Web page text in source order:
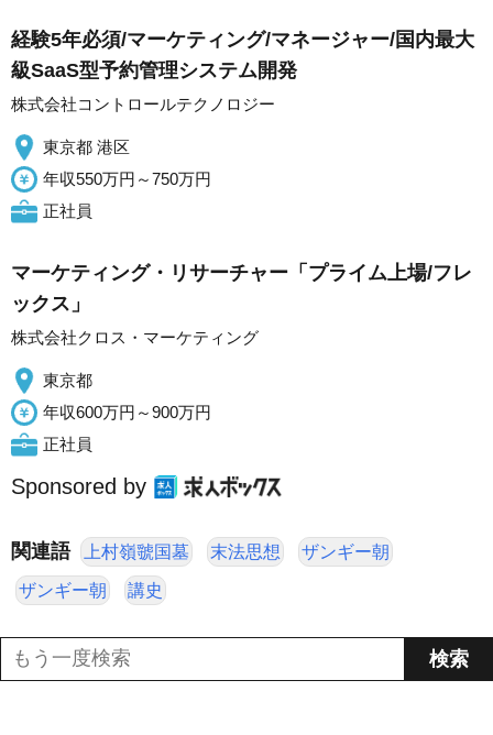
経験5年必須/マーケティング/マネージャー/国内最大
級SaaS型予約管理システム開発
株式会社コントロールテクノロジー
東京都 港区
年収550万円～750万円
正社員
マーケティング・リサーチャー「プライム上場/フレ
ックス」
株式会社クロス・マーケティング
東京都
年収600万円～900万円
正社員
Sponsored by
関連語 上村嶺虢国墓 末法思想 ザンギー朝
ザンギー朝 講史